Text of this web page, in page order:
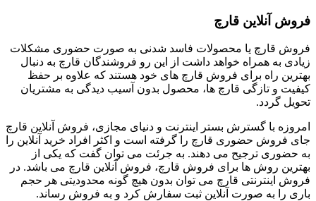
فروش آنلاین قارچ
فروش قارچ یا محصولات فاسد شدنی به صورت حضوری مشکلات
زیادی به همراه خواهد داشت از این رو فروشندگان قارچ به دنبال
بهترین راه برای فروش قارچ های خود هستند که علاوه بر حفظ
کیفیت و تازگی قارچ ها، محصول بدون آسیب دیدگی به مشتریان
تحویل گردد.
امروزه با گسترش بستر اینترنت و دنیای مجازی، فروش آنلاین قارچ
جای فروش حضوری قارچ را گرفته است و اکثر افراد خرید آنلاین را
به حضوری ترجیح می دهند. به جرئت می توان گفت که یکی از
بهترین روش ها برای فروش قارچ، فروش آنلاین قارچ می باشد. در
فروش اینترنتی قارچ می توان بدون هیچ گونه محدودیتی هر حجم
باری را به صورت آنلاین ثبت سفارش کرد و به فروش رساند.